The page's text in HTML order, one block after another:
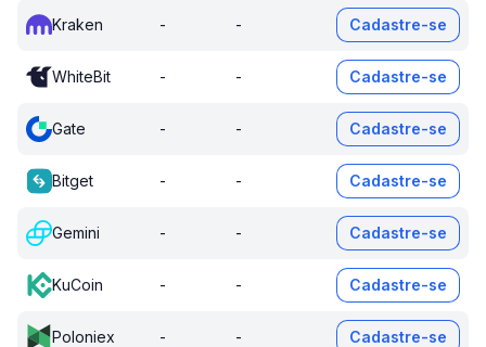
Kraken - - Cadastre-se
WhiteBit - - Cadastre-se
Gate - - Cadastre-se
Bitget - - Cadastre-se
Gemini - - Cadastre-se
KuCoin - - Cadastre-se
Poloniex - - Cadastre-se